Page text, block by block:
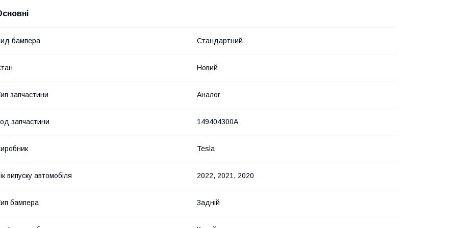
бампера Стандартний
Новий
запчастини Аналог
запчастини 149404300A
Tesla
випуску автомобіля 2022, 2021, 2020
бампера Задній